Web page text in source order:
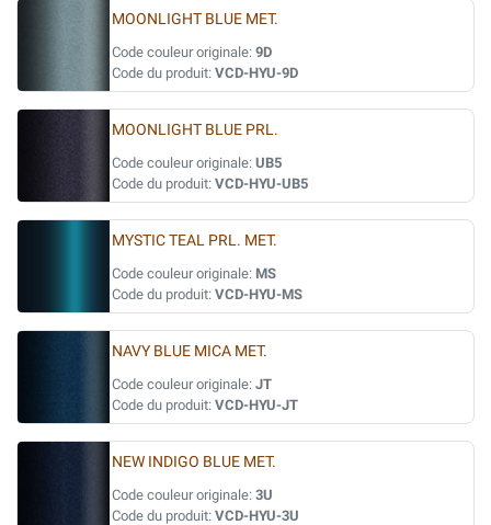
MOONLIGHT BLUE MET.
Code couleur originale: 9D
Code du produit: VCD-HYU-9D
MOONLIGHT BLUE PRL.
Code couleur originale: UB5
Code du produit: VCD-HYU-UB5
MYSTIC TEAL PRL. MET.
Code couleur originale: MS
Code du produit: VCD-HYU-MS
NAVY BLUE MICA MET.
Code couleur originale: JT
Code du produit: VCD-HYU-JT
NEW INDIGO BLUE MET.
Code couleur originale: 3U
Code du produit: VCD-HYU-3U